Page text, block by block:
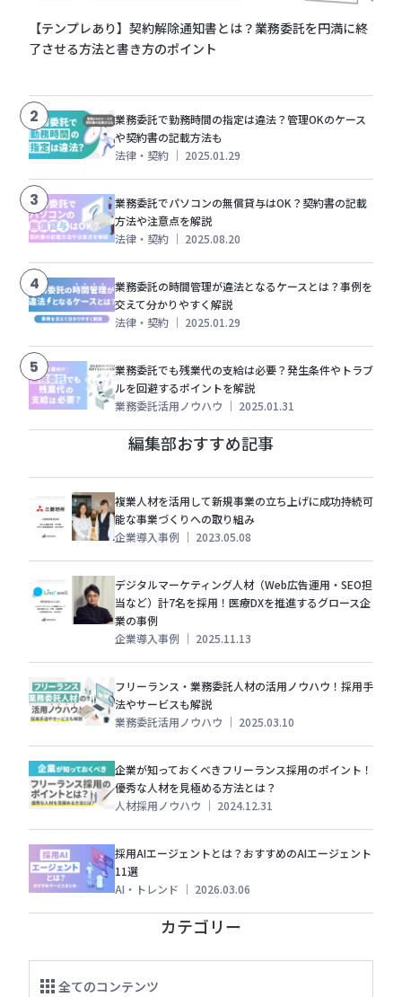
【テンプレあり】契約解除通知書とは？業務委託を円満に終
了させる方法と書き方のポイント
2
業務委託で勤務時間の指定は違法？管理OKのケース
や契約書の記載方法も
法律・契約 ｜ 2025.01.29
3
業務委託でパソコンの無償貸与はOK？契約書の記載
方法や注意点を解説
法律・契約 ｜ 2025.08.20
4
業務委託の時間管理が違法となるケースとは？事例を
交えて分かりやすく解説
法律・契約 ｜ 2025.01.29
5
業務委託でも残業代の支給は必要？発生条件やトラブ
ルを回避するポイントを解説
業務委託活用ノウハウ ｜ 2025.01.31
編集部おすすめ記事
複業人材を活用して新規事業の立ち上げに成功持続可
能な事業づくりへの取り組み
企業導入事例 ｜ 2023.05.08
デジタルマーケティング人材（Web広告運用・SEO担
当など）計7名を採用！医療DXを推進するグロース企
業の事例
企業導入事例 ｜ 2025.11.13
フリーランス・業務委託人材の活用ノウハウ！採用手
法やサービスも解説
業務委託活用ノウハウ ｜ 2025.03.10
企業が知っておくべきフリーランス採用のポイント！
優秀な人材を見極める方法とは？
人材採用ノウハウ ｜ 2024.12.31
採用AIエージェントとは？おすすめのAIエージェント
11選
AI・トレンド ｜ 2026.03.06
カテゴリー
全てのコンテンツ